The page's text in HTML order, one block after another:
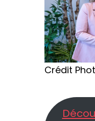
Crédit